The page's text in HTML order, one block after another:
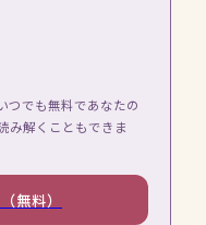
つでも無料であなたの
み解くこともできま
無料）